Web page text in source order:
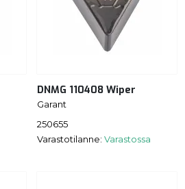
DNMG 110408 Wiper
Garant
250655
Varastotilanne: Varastossa